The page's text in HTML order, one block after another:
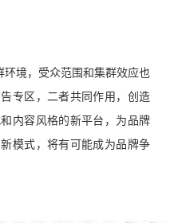
境，受众范围和集群效应也
专区，二者共同作用，创造
内容风格的新平台，为品牌
模式，将有可能成为品牌争